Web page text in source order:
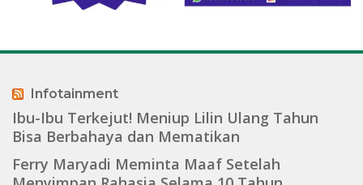
Infotainment
Ibu-Ibu Terkejut! Meniup Lilin Ulang Tahun
Bisa Berbahaya dan Mematikan
Ferry Maryadi Meminta Maaf Setelah